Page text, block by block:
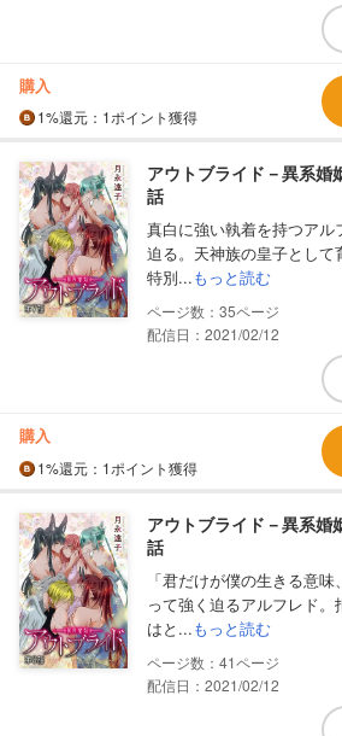
購入
1%還元 ：1ポイント獲得
アウトブライド－異系婚
話
真白に強い執着を持つアル
迫る。天神族の皇子とし
特別...もっと読む
35
配信日：2021/02/12
購入
1%還元 ：1ポイント獲得
アウトブライド－異系婚
話
「君だけが僕の生きる意
って強く迫るアルフレド
はと...もっと読む
41
配信日：2021/02/12